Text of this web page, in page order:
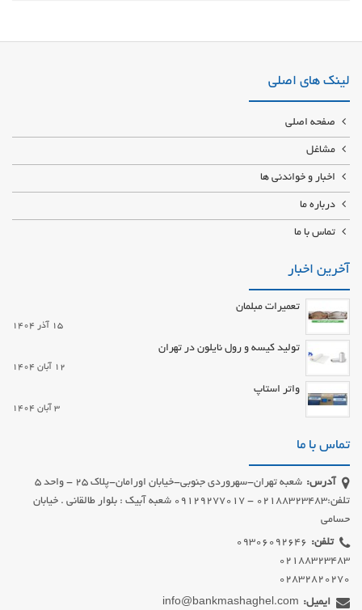
تعمیر و ترمیم ورق سقف سوله با اکیپ حرفه ای و مجرب متخصص تعویض انواع
لینک های اصلی
صفحه اصلی
مشاغل
اخبار و خواندنی ها
درباره ما
تماس با ما
آخرین اخبار
تعمیرات مبلمان
15 آذر 1404
تولید کیسه و رول نایلون در تهران
12 آبان 1404
واتر استاپ
3 آبان 1404
تماس با ما
آدرس:
شعبه تهران-سهروردی جنوبی-خیابان اورامان-پلاک 25 - واحد 5
تلفن:02188323483 - 09129277017 شعبه آبیک : بلوار طالقانی . خیابان
حسامی
تلفن:
02832820270
ایمیل: info@bankmashaghel.com